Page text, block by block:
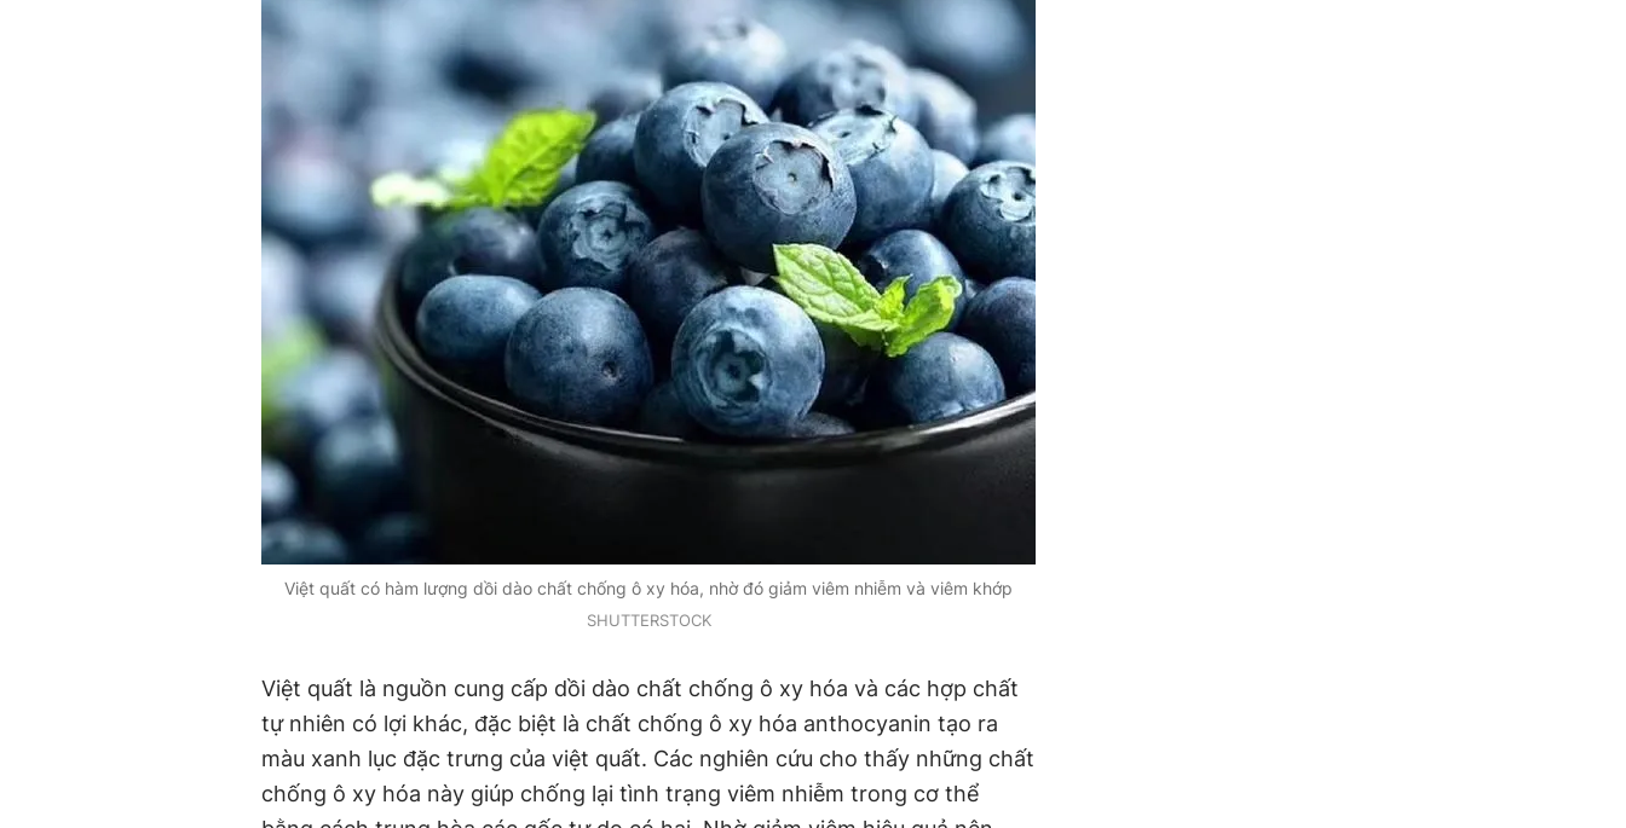
Việt quất có hàm lượng dồi dào chất chống ô xy hóa, nhờ đó giảm viêm nhiễm và viêm khớp
SHUTTERSTOCK
Việt quất là nguồn cung cấp dồi dào chất chống ô xy hóa và các hợp chất
tự nhiên có lợi khác, đặc biệt là chất chống ô xy hóa anthocyanin tạo ra
màu xanh lục đặc trưng của việt quất. Các nghiên cứu cho thấy những chất
chống ô xy hóa này giúp chống lại tình trạng viêm nhiễm trong cơ thể